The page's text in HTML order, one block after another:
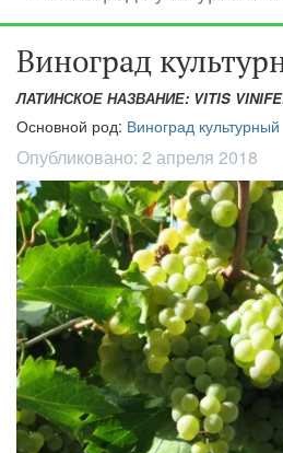
Виноград
ЛАТИНСКОЕ НАЗВАНИЕ: VITIS
Основной род: Виноград культурный
Опубликовано: 2 апреля 2018